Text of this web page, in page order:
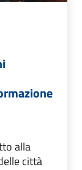
alla
città